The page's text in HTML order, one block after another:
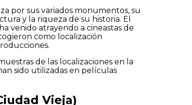
por sus variados monumentos, su
y la riqueza de su historia. El
venido atrayendo a cineastas de
como localización
de las localizaciones en la
sido utilizadas en películas
Vieja)